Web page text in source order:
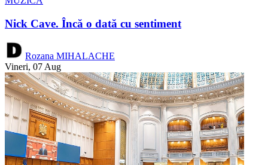
Nick Cave. Încă o dată cu sentiment
Rozana MIHALACHE
Vineri, 07 Aug